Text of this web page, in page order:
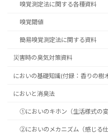
嗅覚測定法に関する各種資料
嗅覚閾値
簡易嗅覚測定法に関する資料
災害時の臭気対策資料
においの基礎知識(付録：香りの樹
においと消臭法
①においのキホン（生活様式の変
②においのメカニズム（感じる仕